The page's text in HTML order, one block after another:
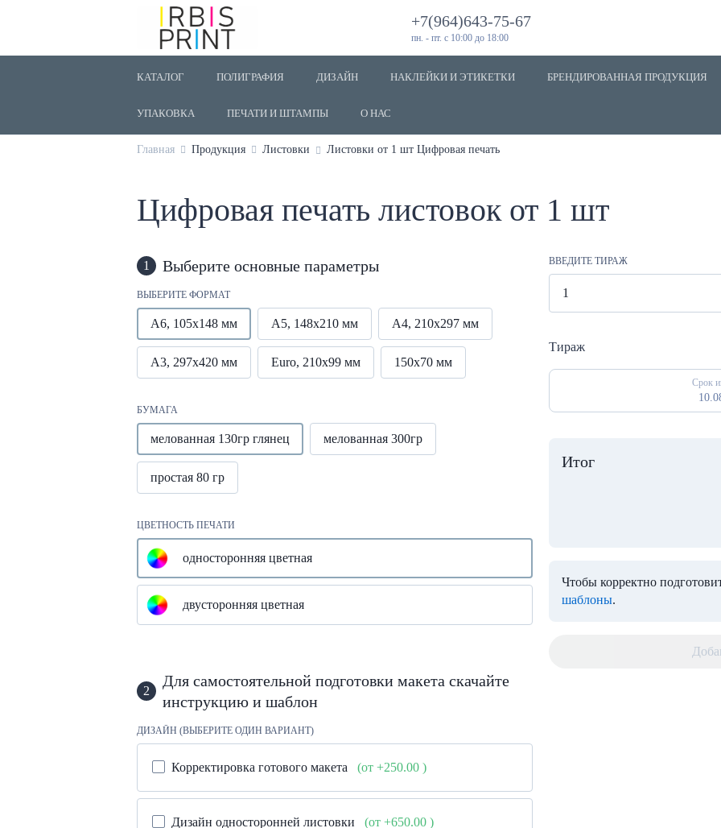
+7(964)643-75-67
пн. - пт. с 10:00 до 18:00
КАТАЛОГ ПОЛИГРАФИЯ ДИЗАЙН НАКЛЕЙКИ И ЭТИКЕТКИ БРЕНДИРОВАННАЯ ПРОДУКЦИЯ
УПАКОВКА ПЕЧАТИ И ШТАМПЫ О НАС
Главная Продукция Листовки Листовки от 1 шт Цифровая печать
Цифровая печать листовок от 1 шт
1 Выберите основные параметры
ВЫБЕРИТЕ ФОРМАТ
А6, 105х148 мм А5, 148х210 мм А4, 210х297 мм
А3, 297х420 мм Euro, 210х99 мм 150х70 мм
БУМАГА
мелованная 130гр глянец мелованная 300гр
простая 80 гр
ЦВЕТНОСТЬ ПЕЧАТИ
односторонняя цветная
двусторонняя цветная
2
Для самостоятельной подготовки макета скачайте
инструкцию и шаблон
ДИЗАЙН (ВЫБЕРИТЕ ОДИН ВАРИАНТ)
Корректировка готового макета (от +250.00 )
Дизайн односторонней листовки (от +650.00 )
ВВЕДИТЕ ТИРАЖ
Тираж
Срок
Итог
Чтобы корректно
шаблоны.